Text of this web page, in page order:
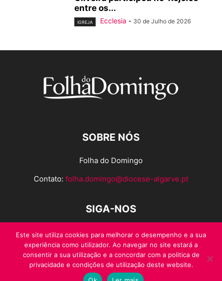
entre os...
IGREJA Ecclesia - 30 de Julho de 2026
SOBRE NÓS
Folha do Domingo
Contato: folha.domingo@diocese-algarve.pt
SIGA-NOS
Este site utiliza cookies para melhorar o desempenho e a sua
experiência como utilizador. Ao navegar no site estará a
consentir a sua utilização e a concordar com a politica de
privacidade e condições de utilização deste website.